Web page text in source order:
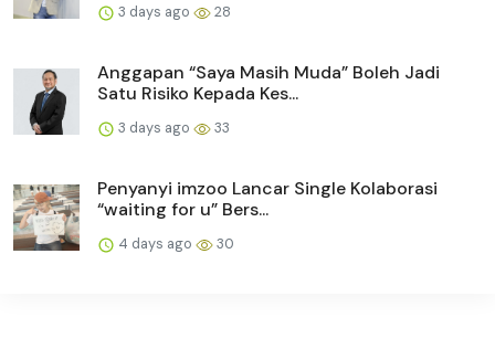
3 days ago 28
Anggapan “Saya Masih Muda” Boleh Jadi
Satu Risiko Kepada Kes...
3 days ago 33
Penyanyi imzoo Lancar Single Kolaborasi
“waiting for u” Bers...
4 days ago 30